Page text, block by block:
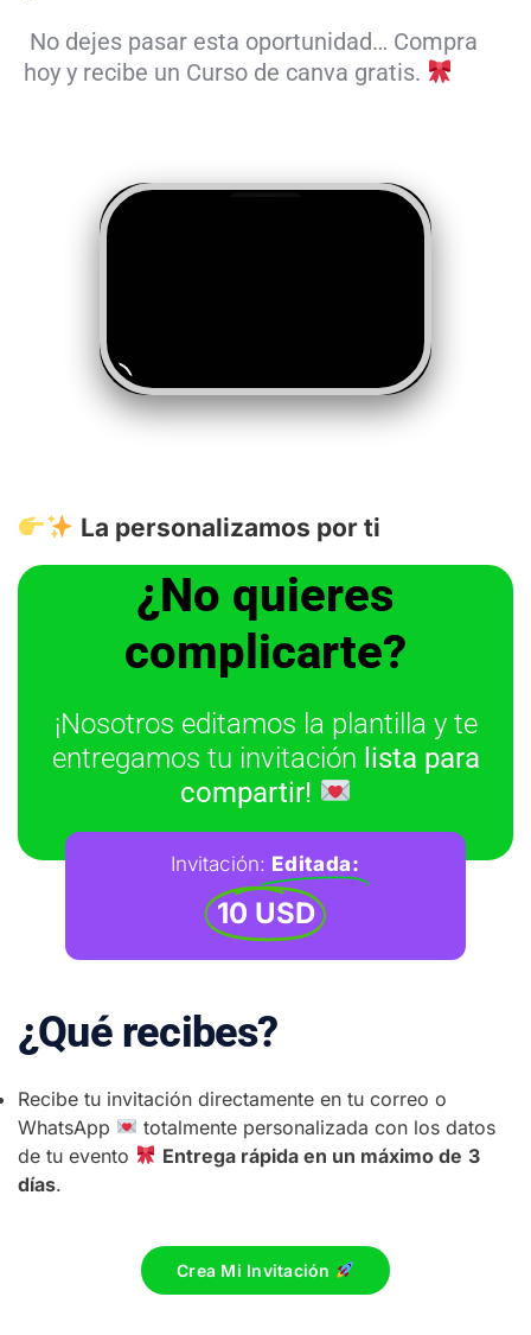
No dejes pasar esta oportunidad… Compra
hoy y recibe un Curso de canva gratis.
La personalizamos por ti
¿No quieres
complicarte?
¡Nosotros editamos la plantilla y te
entregamos tu invitación lista para
compartir!
Invitación: Editada:
10 USD
¿Qué recibes?
Recibe tu invitación directamente en tu correo o
WhatsApp
totalmente personalizada con los datos
de tu evento
Entrega rápida en un máximo de 3
días.
Crea Mi Invitación